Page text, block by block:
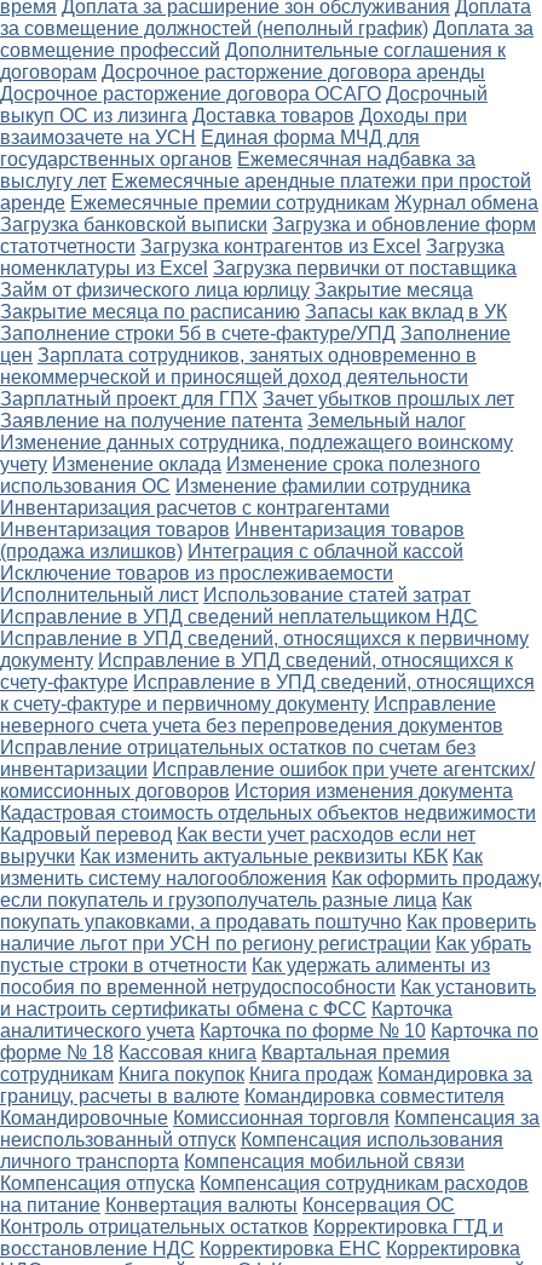
время Доплата за расширение зон обслуживания Доплата
за совмещение должностей (неполный график) Доплата за
совмещение профессий Дополнительные соглашения к
договорам Досрочное расторжение договора аренды
Досрочное расторжение договора ОСАГО Досрочный
выкуп ОС из лизинга Доставка товаров Доходы при
взаимозачете на УСН Единая форма МЧД для
государственных органов Ежемесячная надбавка за
выслугу лет Ежемесячные арендные платежи при простой
аренде Ежемесячные премии сотрудникам Журнал обмена
Загрузка банковской выписки Загрузка и обновление форм
статотчетности Загрузка контрагентов из Excel Загрузка
номенклатуры из Excel Загрузка первички от поставщика
Займ от физического лица юрлицу Закрытие месяца
Закрытие месяца по расписанию Запасы как вклад в УК
Заполнение строки 5б в счете-фактуре/УПД Заполнение
цен Зарплата сотрудников, занятых одновременно в
некоммерческой и приносящей доход деятельности
Зарплатный проект для ГПХ Зачет убытков прошлых лет
Заявление на получение патента Земельный налог
Изменение данных сотрудника, подлежащего воинскому
учету Изменение оклада Изменение срока полезного
использования ОС Изменение фамилии сотрудника
Инвентаризация расчетов с контрагентами
Инвентаризация товаров Инвентаризация товаров
(продажа излишков) Интеграция с облачной кассой
Исключение товаров из прослеживаемости
Исполнительный лист Использование статей затрат
Исправление в УПД сведений неплательщиком НДС
Исправление в УПД сведений, относящихся к первичному
документу Исправление в УПД сведений, относящихся к
счету-фактуре Исправление в УПД сведений, относящихся
к счету-фактуре и первичному документу Исправление
неверного счета учета без перепроведения документов
Исправление отрицательных остатков по счетам без
инвентаризации Исправление ошибок при учете агентских/
комиссионных договоров История изменения документа
Кадастровая стоимость отдельных объектов недвижимости
Кадровый перевод Как вести учет расходов если нет
выручки Как изменить актуальные реквизиты КБК Как
изменить систему налогообложения Как оформить продажу,
если покупатель и грузополучатель разные лица Как
покупать упаковками, а продавать поштучно Как проверить
наличие льгот при УСН по региону регистрации Как убрать
пустые строки в отчетности Как удержать алименты из
пособия по временной нетрудоспособности Как установить
и настроить сертификаты обмена с ФСС Карточка
аналитического учета Карточка по форме № 10 Карточка по
форме № 18 Кассовая книга Квартальная премия
сотрудникам Книга покупок Книга продаж Командировка за
границу, расчеты в валюте Командировка совместителя
Командировочные Комиссионная торговля Компенсация за
неиспользованный отпуск Компенсация использования
личного транспорта Компенсация мобильной связи
Компенсация отпуска Компенсация сотрудникам расходов
на питание Конвертация валюты Консервация ОС
Контроль отрицательных остатков Корректировка ГТД и
восстановление НДС Корректировка ЕНС Корректировка